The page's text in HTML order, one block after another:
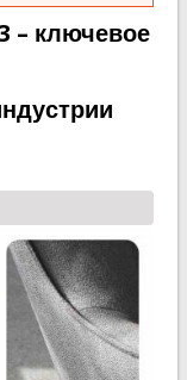
– ключевое